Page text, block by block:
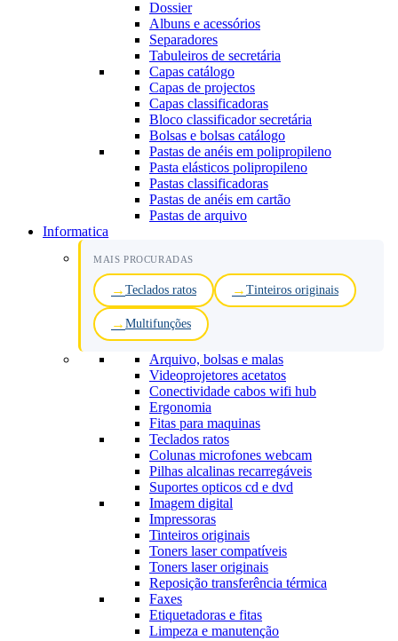
Dossier
Albuns e acessórios
Separadores
Tabuleiros de secretária
Capas catálogo
Capas de projectos
Capas classificadoras
Bloco classificador secretária
Bolsas e bolsas catálogo
Pastas de anéis em polipropileno
Pasta elásticos polipropileno
Pastas classificadoras
Pastas de anéis em cartão
Pastas de arquivo
Informatica
MAIS PROCURADAS
Teclados ratos Tinteiros originais
Multifunções
Arquivo, bolsas e malas
Videoprojetores acetatos
Conectividade cabos wifi hub
Ergonomia
Fitas para maquinas
Teclados ratos
Colunas microfones webcam
Pilhas alcalinas recarregáveis
Suportes opticos cd e dvd
Imagem digital
Impressoras
Tinteiros originais
Toners laser compatíveis
Toners laser originais
Reposição transferência térmica
Faxes
Etiquetadoras e fitas
Limpeza e manutenção